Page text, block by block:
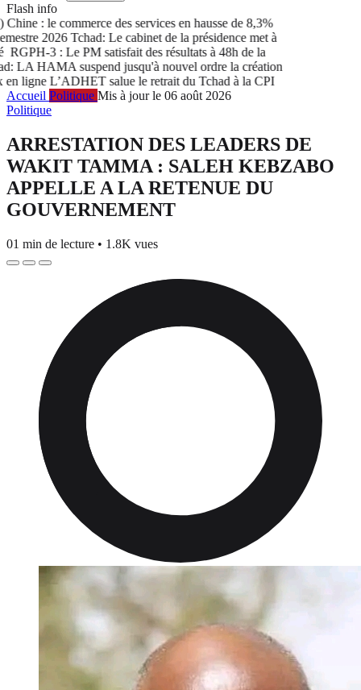
Flash info
: le commerce des services en hausse de 8,3%
2026Tchad: Le cabinet de la présidence met à
3 : Le PM satisfait des résultats à 48h de la
LA HAMA suspend jusqu'à nouvel ordre la création
ligneL’ADHET salue le retrait du Tchad à la CPI
Accueil Politique Mis à jour le 06 août 2026
Politique
ARRESTATION DES LEADERS DE
WAKIT TAMMA : SALEH KEBZABO
APPELLE A LA RETENUE DU
GOUVERNEMENT
01 min de lecture • 1.8K vues